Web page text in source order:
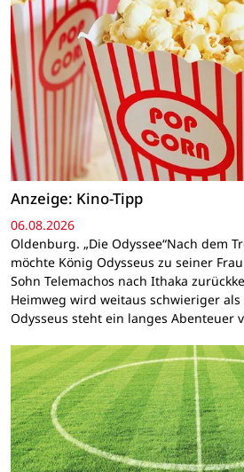
Anzeige: Kino-Tipp
06.08.2026
Oldenburg. „Die Odyssee“Nach dem
möchte König Odysseus zu seiner
Sohn Telemachos nach Ithaka
Heimweg wird weitaus schwieriger
Odysseus steht ein langes Abenteuer